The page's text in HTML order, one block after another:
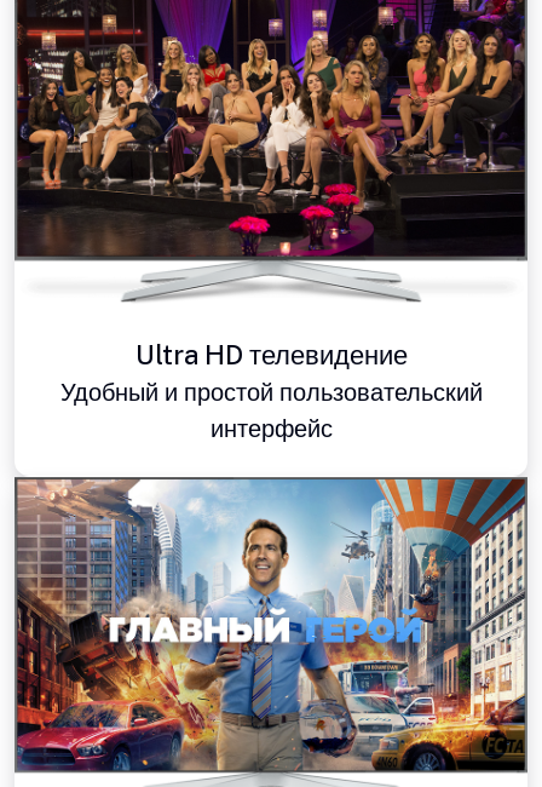
Ultra HD телевидение
Удобный и простой пользовательский
интерфейс